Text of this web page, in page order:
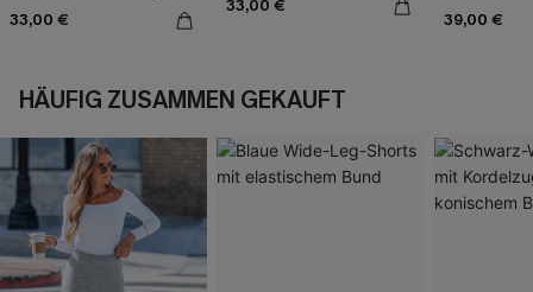
33,00 €
33,00 €
39,00 €
HÄUFIG ZUSAMMEN GEKAUFT